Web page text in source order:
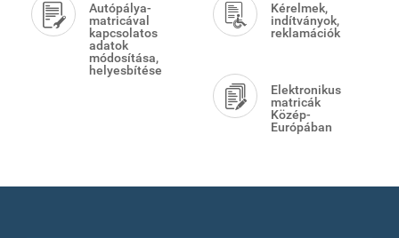
Autópálya-
matricával
kapcsolatos
adatok
módosítása,
helyesbítése
Kérelmek,
indítványok,
reklamációk
Elektronikus
matricák
Közép-
Európában